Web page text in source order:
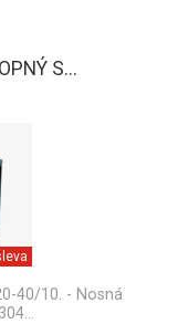
S...
40/10. - Nosná